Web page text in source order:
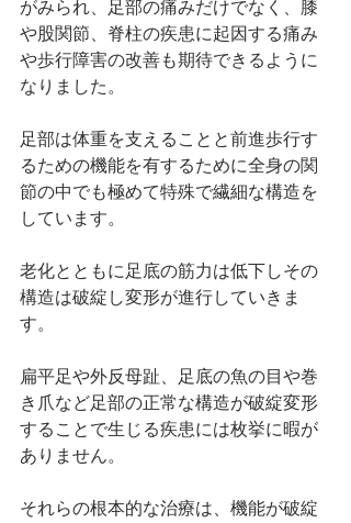
がみられ、足部の痛みだけでなく、膝
や股関節、脊柱の疾患に起因する痛み
や歩行障害の改善も期待できるように
なりました。
足部は体重を支えることと前進歩行す
るための機能を有するために全身の関
節の中でも極めて特殊で繊細な構造を
しています。
老化とともに足底の筋力は低下しその
構造は破綻し変形が進行していきま
す。
扁平足や外反母趾、足底の魚の目や巻
き爪など足部の正常な構造が破綻変形
することで生じる疾患には枚挙に暇が
ありません。
それらの根本的な治療は、機能が破綻